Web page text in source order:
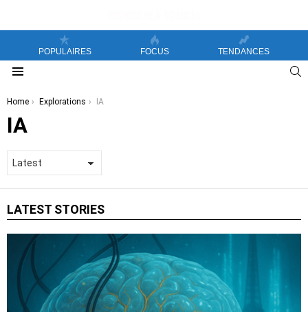
POPULAIRES FOCUS TENDANCES
You are here:
Home Explorations IA
IA
LATEST STORIES